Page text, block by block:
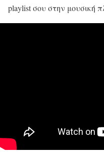
playlist σου στην μουσική